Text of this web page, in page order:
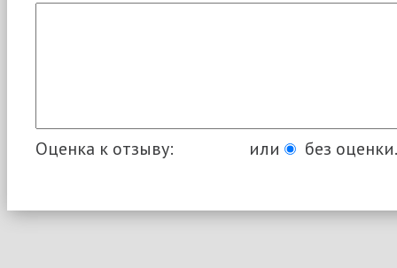
Оценка к отзыву: или без оценки.